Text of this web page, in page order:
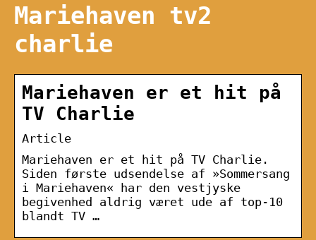
Mariehaven tv2
charlie
Mariehaven er et hit på
TV Charlie
Article
Mariehaven er et hit på TV Charlie.
Siden første udsendelse af »Sommersang
i Mariehaven« har den vestjyske
begivenhed aldrig været ude af top-10
blandt TV …